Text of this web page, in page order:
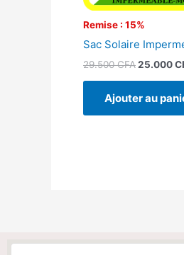
Remise : 15%
Sac Solaire
29.500CFA25.000
Ajouter au